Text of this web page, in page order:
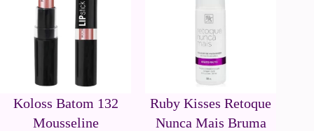
Koloss Batom 132
Mousseline
Ruby Kisses Retoque
Nunca Mais Bruma